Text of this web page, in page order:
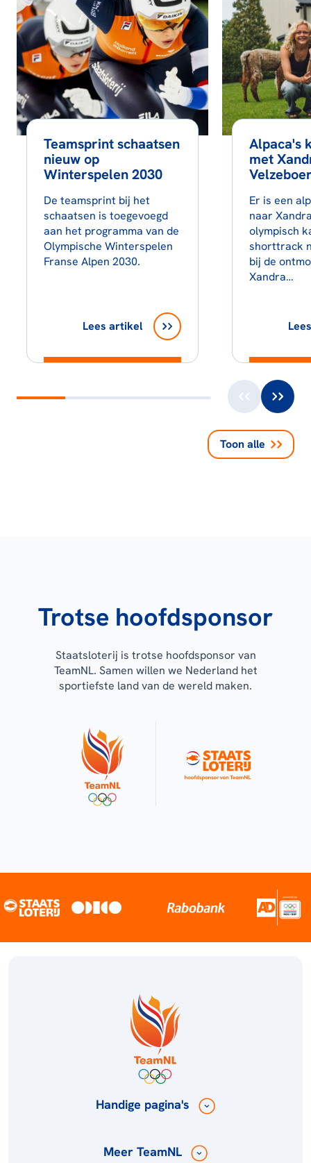
Teamsprint schaatsen
nieuw op
Winterspelen 2030
De teamsprint bij het
schaatsen is toegevoegd
aan het programma van de
Olympische Winterspelen
Franse Alpen 2030.
Lees artikel
Alpaca's
met
Er is een
naar
olympisch
shorttrack
bij de
Xandra…
Toon alle
Trotse hoofdsponsor
Staatsloterij is trotse hoofdsponsor van
TeamNL. Samen willen we Nederland het
sportiefste land van de wereld maken.
Handige pagina's
Meer TeamNL